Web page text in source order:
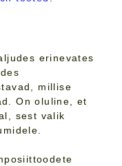
erinevates
millise
On oluline, et
sest valik